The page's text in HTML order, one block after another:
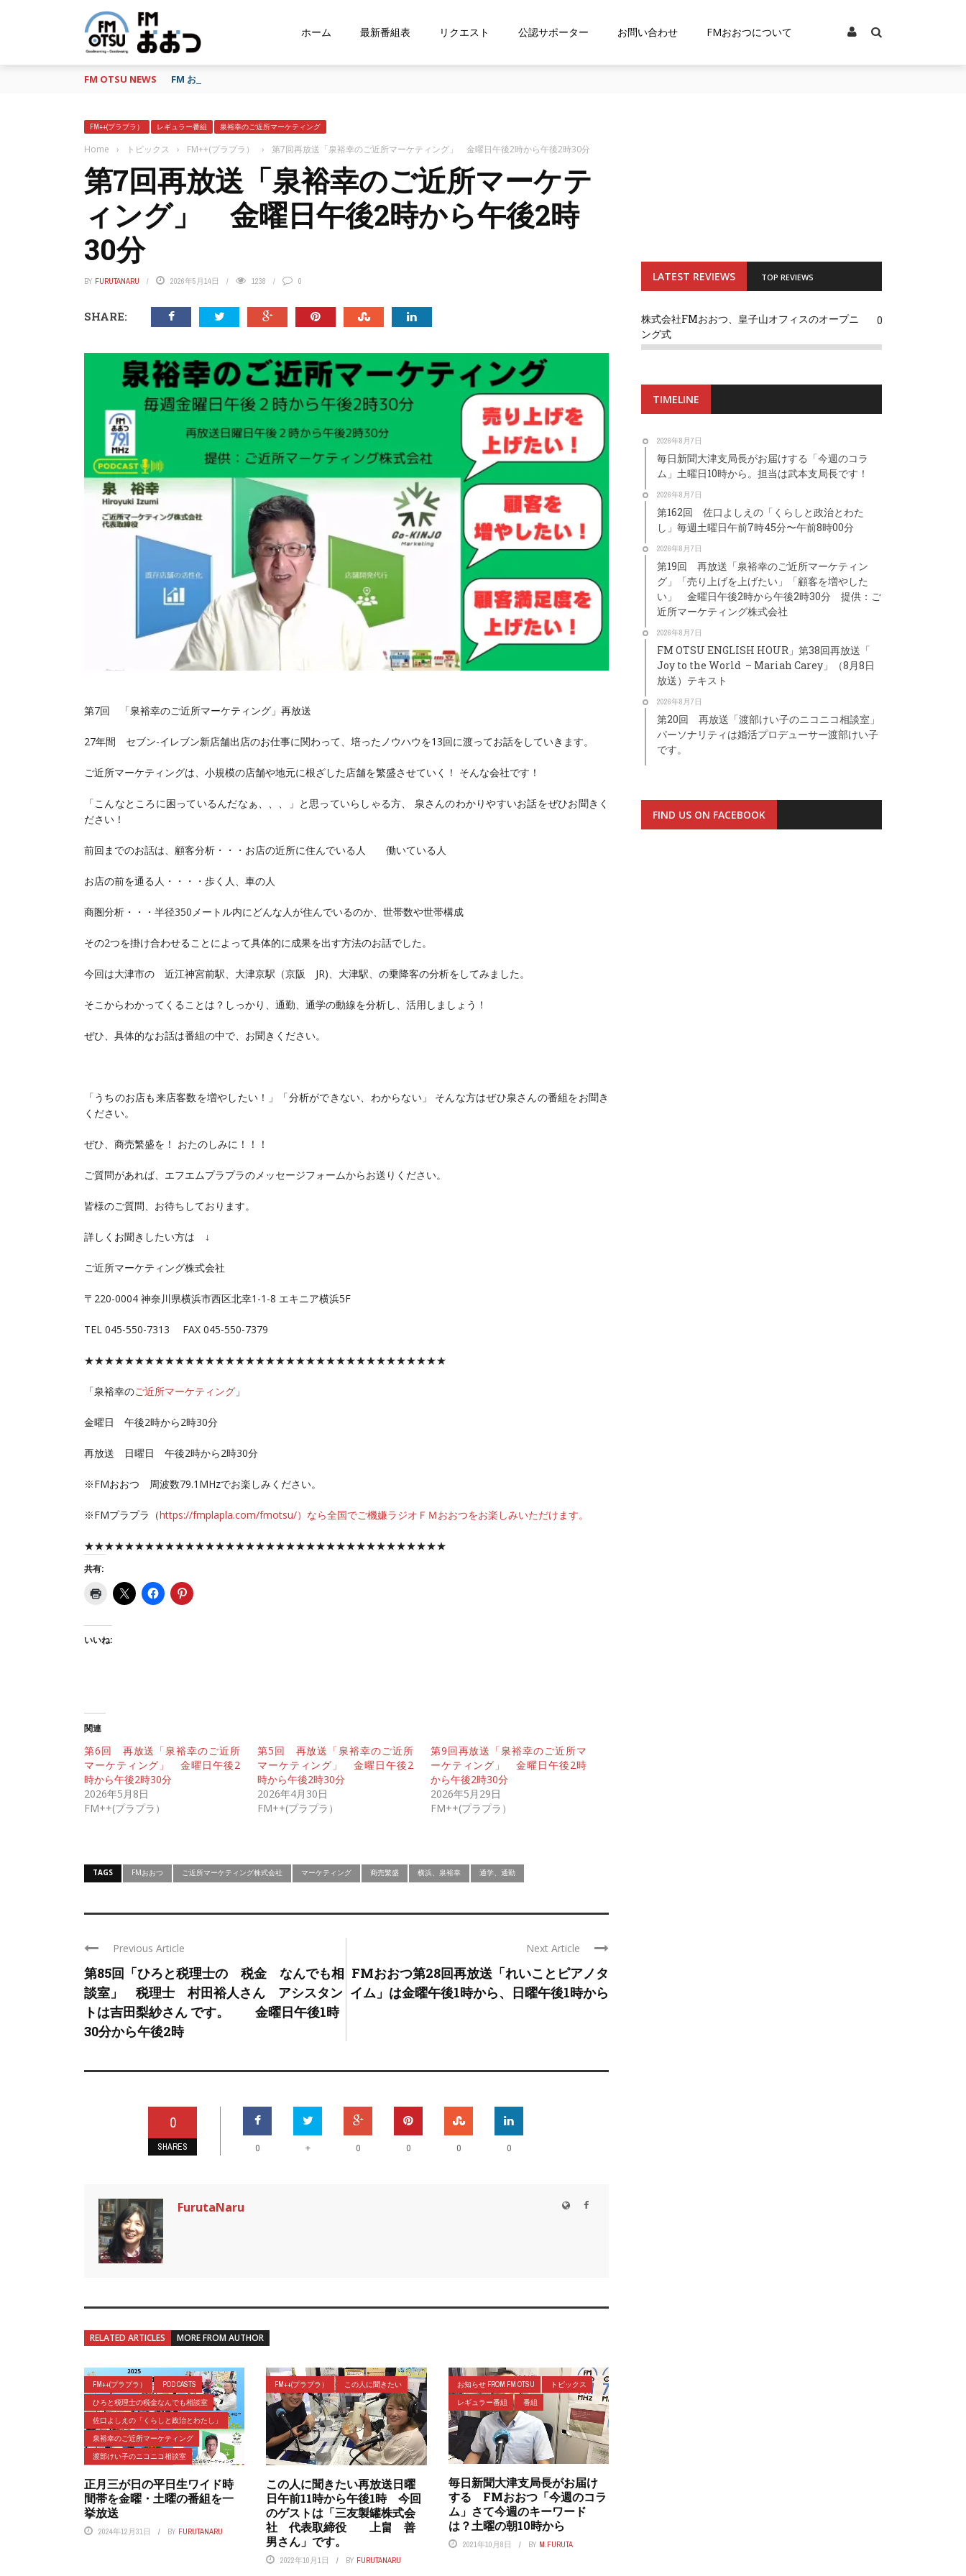
ホーム 最新番組表 リクエスト 公認サポーター お問い合わせ FMおおつについて
FM OTSU NEWS FM おおつ、聴き逃し番組配信サービス「shelfs」を導⼊
FM++(プラプラ） レギュラー番組 泉裕幸のご近所マーケティング
Home › トピックス › FM++(プラプラ） › 第7回再放送「泉裕幸のご近所マーケティング」 金曜日午後2時から午後2時30分
第7回再放送「泉裕幸のご近所マーケテ
ィング」 金曜日午後2時から午後2時
30分
BY FURUTANARU 2026年5月14日 1238 0
SHARE:
第7回 「泉裕幸のご近所マーケティング」再放送
27年間 セブン-イレブン新店舗出店のお仕事に関わって、培ったノウハウを13回に渡ってお話をしていきます。
ご近所マーケティングは、小規模の店舗や地元に根ざした店舗を繁盛させていく！ そんな会社です！
「こんなところに困っているんだなぁ、、、」と思っていらしゃる方、 泉さんのわかりやすいお話をぜひお聞きく
ださい！
前回までのお話は、顧客分析・・・お店の近所に住んでいる人 働いている人
お店の前を通る人・・・・歩く人、車の人
商圏分析・・・半径350メートル内にどんな人が住んでいるのか、世帯数や世帯構成
その2つを掛け合わせることによって具体的に成果を出す方法のお話でした。
今回は大津市の 近江神宮前駅、大津京駅（京阪 JR)、大津駅、の乗降客の分析をしてみました。
そこからわかってくることは？しっかり、通勤、通学の動線を分析し、活用しましょう！
ぜひ、具体的なお話は番組の中で、お聞きください。
「うちのお店も来店客数を増やしたい！」「分析ができない、わからない」 そんな方はぜひ泉さんの番組をお聞き
ください。
ぜひ、商売繁盛を！ おたのしみに！！！
ご質問があれば、エフエムプラプラのメッセージフォームからお送りください。
皆様のご質問、お待ちしております。
詳しくお聞きしたい方は ↓
ご近所マーケティング株式会社
〒220-0004 神奈川県横浜市西区北幸1-1-8 エキニア横浜5F
TEL 045-550-7313 FAX 045-550-7379
★★★★★★★★★★★★★★★★★★★★★★★★★★★★★★★★★★★★
「泉裕幸のご近所マーケティング 」
金曜日 午後2時から2時30分
再放送 日曜日 午後2時から2時30分
※FMおおつ 周波数79.1MHzでお楽しみください。
※FMプラプラ（https://fmplapla.com/fmotsu/）なら全国でご機嫌ラジオＦＭおおつをお楽しみいただけます。
★★★★★★★★★★★★★★★★★★★★★★★★★★★★★★★★★★★★
共有:
いいね:
関連
第6回 再放送「泉裕幸のご近所
マーケティング」 金曜日午後2
時から午後2時30分
2026年5月8日
FM++(プラプラ）
第5回 再放送「泉裕幸のご近所
マーケティング」 金曜日午後2
時から午後2時30分
2026年4月30日
FM++(プラプラ）
第9回再放送「泉裕幸のご近所マ
ーケティング」 金曜日午後2時
から午後2時30分
2026年5月29日
FM++(プラプラ）
TAGS FMおおつ ご近所マーケティング株式会社 マーケティング 商売繁盛 横浜、泉裕幸 通学、通勤
Previous Article
第85回「ひろと税理士の 税金 なんでも相
談室」 税理士 村田裕人さん アシスタン
トは吉田梨紗さん です。 金曜日午後1時
30分から午後2時
Next Article
FMおおつ第28回再放送「れいことピアノタ
イム」は金曜午後1時から、日曜午後1時から
0
SHARES 0 + 0 0 0 0
FurutaNaru
RELATED ARTICLES MORE FROM AUTHOR
FM++(プラプラ）
POD CASTS
ひろと税理士の税金なんでも相談室
佐口よしえの「くらしと政治とわたし」
泉裕幸のご近所マーケティング
渡部けい子のニコニコ相談室
正月三が日の平日生ワイド時
間帯を金曜・土曜の番組を一
挙放送
2024年12月31日 BY FURUTANARU
FM++(プラプラ） この人に聞きたい
この人に聞きたい再放送日曜
日午前11時から午後1時 今回
のゲストは「三友製罐株式会
社 代表取締役 上畠 善
男さん」です。
2022年10月1日 BY FURUTANARU
お知らせ FROM FM OTSU
トピックス
レギュラー番組
番組
毎日新聞大津支局長がお届け
する FMおおつ「今週のコラ
ム」さて今週のキーワード
は？土曜の朝10時から
2021年10月8日 BY M.FURUTA
LATEST REVIEWS TOP REVIEWS
株式会社FMおおつ、皇子山オフィスのオープニ
ング式
0
TIMELINE
2026年8月7日
毎日新聞大津支局長がお届けする「今週のコラ
ム」土曜日10時から。担当は武本支局長です！
2026年8月7日
第162回 佐口よしえの「くらしと政治とわた
し」毎週土曜日午前7時45分〜午前8時00分
2026年8月7日
第19回 再放送「泉裕幸のご近所マーケティン
グ」「売り上げを上げたい」「顧客を増やした
い」 金曜日午後2時から午後2時30分 提供：ご
近所マーケティング株式会社
2026年8月7日
FM OTSU ENGLISH HOUR」第38回再放送「
Joy to the World – Mariah Carey」（8月8日
放送）テキスト
2026年8月7日
第20回 再放送「渡部けい子のニコニコ相談室」
パーソナリティは婚活プロデューサー渡部けい子
です。
FIND US ON FACEBOOK